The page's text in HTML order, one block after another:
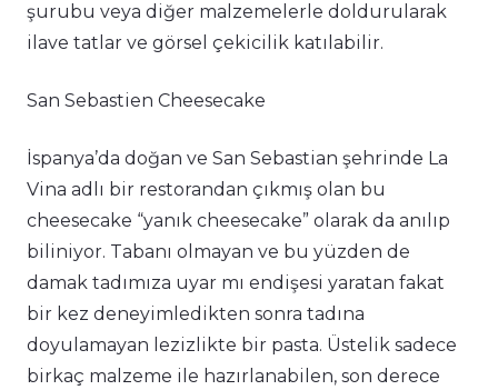
şurubu veya diğer malzemelerle doldurularak
ilave tatlar ve görsel çekicilik katılabilir.
San Sebastien Cheesecake
İspanya’da doğan ve San Sebastian şehrinde La
Vina adlı bir restorandan çıkmış olan bu
cheesecake “yanık cheesecake” olarak da anılıp
biliniyor. Tabanı olmayan ve bu yüzden de
damak tadımıza uyar mı endişesi yaratan fakat
bir kez deneyimledikten sonra tadına
doyulamayan lezizlikte bir pasta. Üstelik sadece
birkaç malzeme ile hazırlanabilen, son derece